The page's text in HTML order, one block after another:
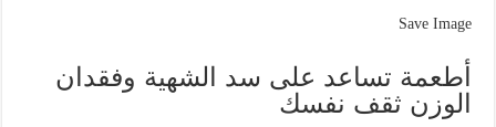
Save Image
أطعمة تساعد على سد الشهية وفقدان
الوزن ثقف نفسك